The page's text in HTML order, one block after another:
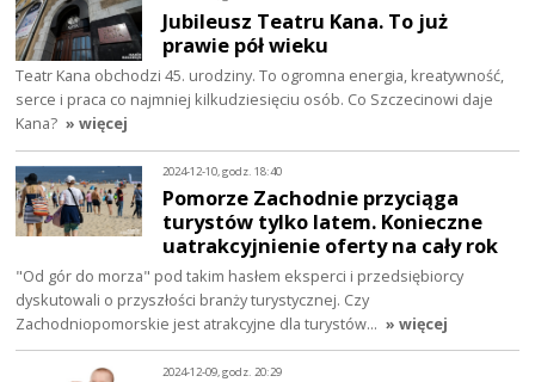
Jubileusz Teatru Kana. To już
prawie pół wieku
Teatr Kana obchodzi 45. urodziny. To ogromna energia, kreatywność,
serce i praca co najmniej kilkudziesięciu osób. Co Szczecinowi daje
Kana? » więcej
2024-12-10, godz. 18:40
Pomorze Zachodnie przyciąga
turystów tylko latem. Konieczne
uatrakcyjnienie oferty na cały rok
"Od gór do morza" pod takim hasłem eksperci i przedsiębiorcy
dyskutowali o przyszłości branży turystycznej. Czy
Zachodniopomorskie jest atrakcyjne dla turystów… » więcej
2024-12-09, godz. 20:29